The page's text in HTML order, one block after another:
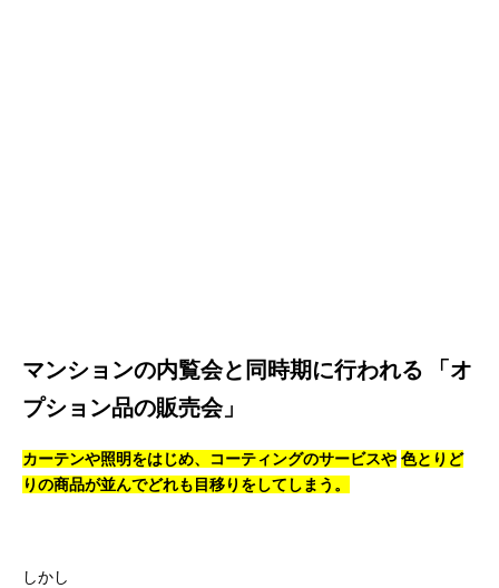
マンションの内覧会と同時期に行われる
「オ
プション品の販売会」
カーテンや照明をはじめ、コーティングのサービスや 色とりど
りの商品が並んでどれも目移りをしてしまう。
しかし